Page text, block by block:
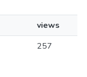
views
257